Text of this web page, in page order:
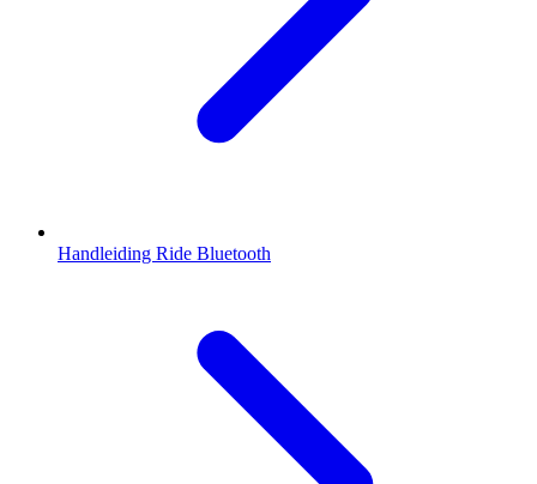
Handleiding Ride Bluetooth